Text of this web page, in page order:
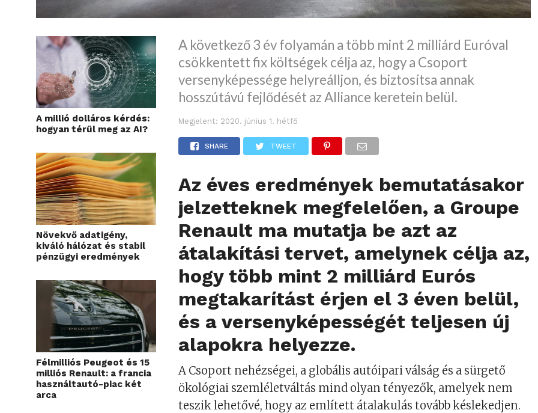
A millió dolláros kérdés:
hogyan térül meg az AI?
Növekvő adatigény,
kiváló hálózat és stabil
pénzügyi eredmények
Félmilliós Peugeot és 15
milliós Renault: a francia
használtautó-piac két
arca
A következő 3 év folyamán a több mint 2 milliárd Euróval
csökkentett fix költségek célja az, hogy a Csoport
versenyképessége helyreálljon, és biztosítsa annak
hosszútávú fejlődését az Alliance keretein belül.
Megjelent: 2020. június 1. hétfő
SHARE TWEET
Az éves eredmények bemutatásakor
jelzetteknek megfelelően, a Groupe
Renault ma mutatja be azt az
átalakítási tervet, amelynek célja az,
hogy több mint 2 milliárd Eurós
megtakarítást érjen el 3 éven belül,
és a versenyképességét teljesen új
alapokra helyezze.
A Csoport nehézségei, a globális autóipari válság és a sürgető
ökológiai szemléletváltás mind olyan tényezők, amelyek nem
teszik lehetővé, hogy az említett átalakulás tovább késlekedjen.